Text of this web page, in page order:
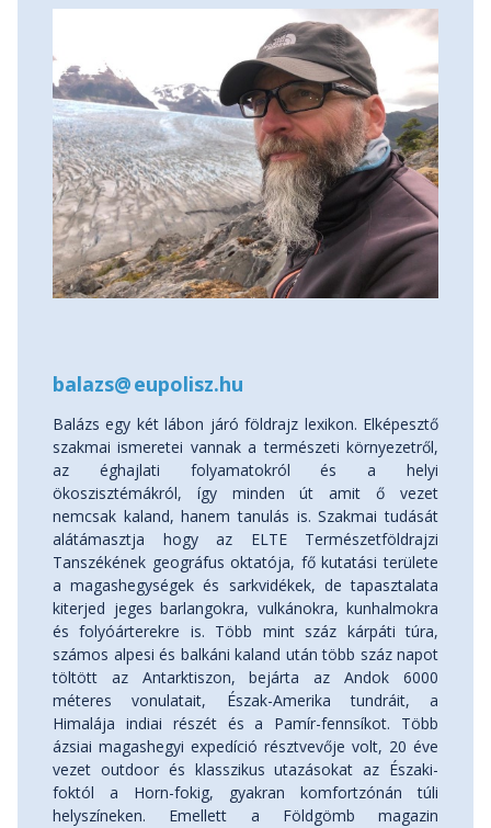
balazs@eupolisz.hu
Balázs egy két lábon járó földrajz lexikon. Elképesztő
szakmai ismeretei vannak a természeti környezetről,
az éghajlati folyamatokról és a helyi
ökoszisztémákról, így minden út amit ő vezet
nemcsak kaland, hanem tanulás is. Szakmai tudását
alátámasztja hogy az ELTE Természetföldrajzi
Tanszékének geográfus oktatója, fő kutatási területe
a magashegységek és sarkvidékek, de tapasztalata
kiterjed jeges barlangokra, vulkánokra, kunhalmokra
és folyóárterekre is. Több mint száz kárpáti túra,
számos alpesi és balkáni kaland után több száz napot
töltött az Antarktiszon, bejárta az Andok 6000
méteres vonulatait, Észak-Amerika tundráit, a
Himalája indiai részét és a Pamír-fennsíkot. Több
ázsiai magashegyi expedíció résztvevője volt, 20 éve
vezet outdoor és klasszikus utazásokat az Északi-
foktól a Horn-fokig, gyakran komfortzónán túli
helyszíneken. Emellett a Földgömb magazin